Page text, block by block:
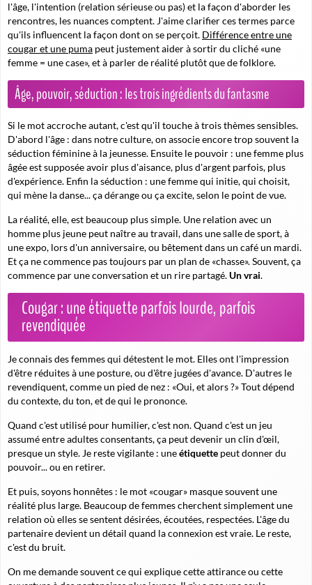
l'âge, l'intention (relation sérieuse ou pas) et la façon d'aborder les
rencontres, les nuances comptent. J'aime clarifier ces termes parce
qu'ils influencent la façon dont on se perçoit. Différence entre une
cougar et une puma peut justement aider à sortir du cliché «une
femme = une case», et à parler de réalité plutôt que de folklore.
Âge, pouvoir, séduction : les trois ingrédients du fantasme
Si le mot accroche autant, c'est qu'il touche à trois thèmes sensibles.
D'abord l'âge : dans notre culture, on associe encore trop souvent la
séduction féminine à la jeunesse. Ensuite le pouvoir : une femme plus
âgée est supposée avoir plus d'aisance, plus d'argent parfois, plus
d'expérience. Enfin la séduction : une femme qui initie, qui choisit,
qui mène la danse... ça dérange ou ça excite, selon le point de vue.
La réalité, elle, est beaucoup plus simple. Une relation avec un
homme plus jeune peut naître au travail, dans une salle de sport, à
une expo, lors d'un anniversaire, ou bêtement dans un café un mardi.
Et ça ne commence pas toujours par un plan de «chasse». Souvent, ça
commence par une conversation et un rire partagé.Un vrai.
Cougar : une étiquette parfois lourde, parfois
revendiquée
Je connais des femmes qui détestent le mot. Elles ont l'impression
d'être réduites à une posture, ou d'être jugées d'avance. D'autres le
revendiquent, comme un pied de nez : «Oui, et alors ?» Tout dépend
du contexte, du ton, et de qui le prononce.
Quand c'est utilisé pour humilier, c'est non. Quand c'est un jeu
assumé entre adultes consentants, ça peut devenir un clin d'œil,
presque un style. Je reste vigilante : uneétiquette peut donner du
pouvoir... ou en retirer.
Et puis, soyons honnêtes : le mot «cougar» masque souvent une
réalité plus large. Beaucoup de femmes cherchent simplement une
relation où elles se sentent désirées, écoutées, respectées. L'âge du
partenaire devient un détail quand la connexion est vraie. Le reste,
c'est du bruit.
On me demande souvent ce qui explique cette attirance ou cette